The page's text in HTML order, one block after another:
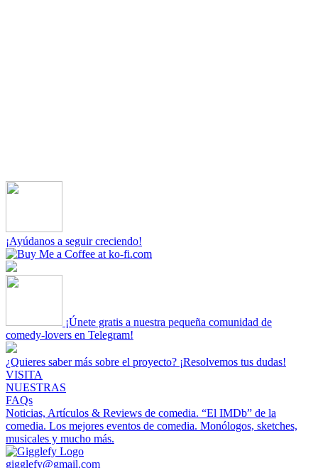
¡Ayúdanos a seguir creciendo!
¡Únete gratis a nuestra pequeña comunidad de
comedy-lovers en Telegram!
¿Quieres saber más sobre el proyecto? ¡Resolvemos tus dudas!
VISITA
NUESTRAS
FAQs
Noticias, Artículos & Reviews de comedia. “El IMDb” de la
comedia. Los mejores eventos de comedia. Monólogos, sketches,
musicales y mucho más.
gigglefy@gmail.com